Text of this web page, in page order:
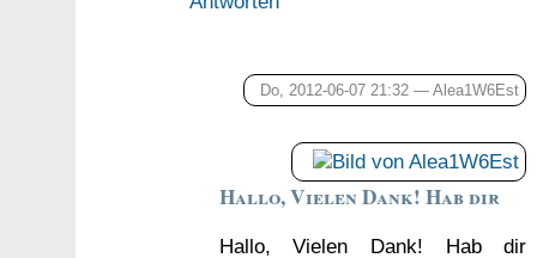
Do, 2012-06-07 21:32 —Alea1W6Est
Hallo, Vielen Dank! Hab dir
Hallo, Vielen Dank! Hab dir